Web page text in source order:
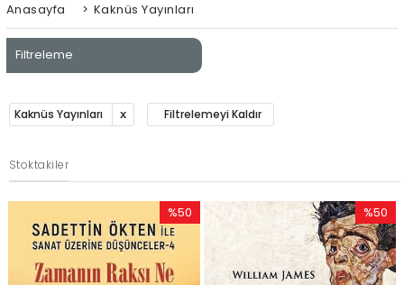
Anasayfa > Kaknüs Yayınları
Filtreleme
Kaknüs Yayınları Filtrelemeyi Kaldır
Stoktakiler
%50
İndirim
%50
İndirim